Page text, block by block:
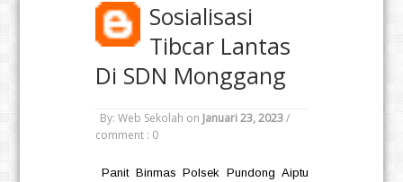
Sosialisasi
Tibcar Lantas
Di SDN Monggang
By: Web Sekolah on Januari 23, 2023 /
comment : 0
Panit Binmas Polsek Pundong Aiptu